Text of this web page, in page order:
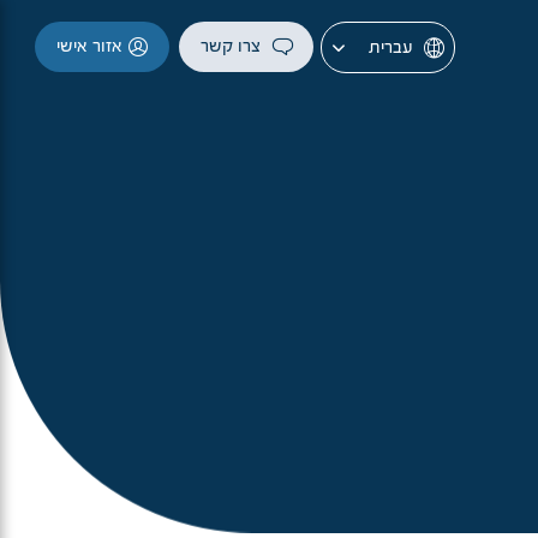
עברית צרו קשר אזור אישי